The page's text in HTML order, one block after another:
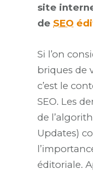
site
de SEO
Si l’on
briques de
c’est le
SEO. Les
de
Updates)
éditoriale.